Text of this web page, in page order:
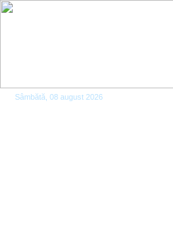
Sâmbătă, 08 august 2026